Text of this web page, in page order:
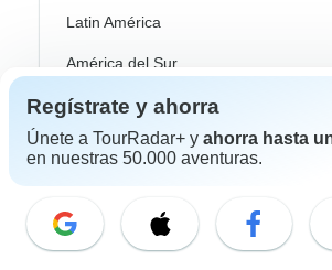
Latin América
América del Sur
Egipto
Marruecos
Bali
Regístrate y ahorra
Únete a TourRadar+ y ahorra hasta
en nuestras 50.000 aventuras.